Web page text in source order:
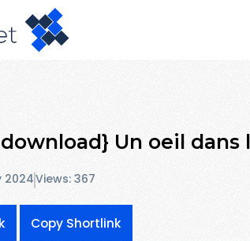
Un oeil dans
2024Views: 367
Copy Shortlink